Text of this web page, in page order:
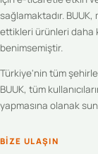
sağlamaktadır. BUUK,
ettikleri ürünleri daha
benimsemiştir.
Türkiye'nin tüm
BUUK, tüm
yapmasına olanak
BIZE ULAŞIN